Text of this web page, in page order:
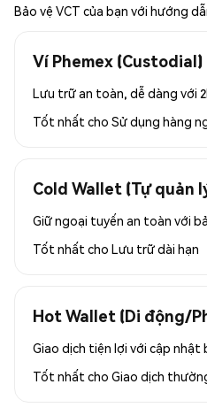
Bảo vệ VCT của bạn với hướng
Ví Phemex (Custodial)
Lưu trữ an toàn, dễ dàng với
Tốt nhất cho Sử dụng hàng
Cold Wallet (Tự quản
Giữ ngoại tuyến an toàn với
Tốt nhất cho Lưu trữ dài hạn
Hot Wallet (Di động/
Giao dịch tiện lợi với cập
Tốt nhất cho Giao dịch